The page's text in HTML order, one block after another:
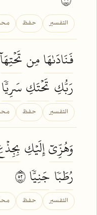
التفسير حفظ
فَنَادَىٰهَامِن تَحۡتِهَآ
رَبُّكِ تَحۡتَكِ سَرِيّٗا
التفسير حفظ
وَهُزِّيٓإِلَيۡكِ
رُطَبٗا جَنِيّٗا
التفسير حفظ